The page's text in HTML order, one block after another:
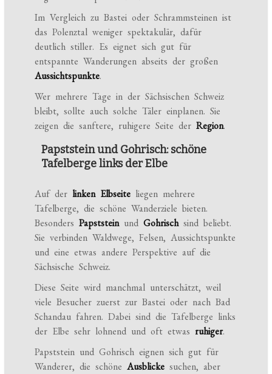
Im Vergleich zu Bastei oder Schrammsteinen ist
das Polenztal weniger spektakulär, dafür
deutlich stiller. Es eignet sich gut für
entspannte Wanderungen abseits der großen
Aussichtspunkte.
Wer mehrere Tage in der Sächsischen Schweiz
bleibt, sollte auch solche Täler einplanen. Sie
zeigen die sanftere, ruhigere Seite derRegion.
Papststein und Gohrisch: schöne
Tafelberge links der Elbe
Auf derlinken Elbseite liegen mehrere
Tafelberge, die schöne Wanderziele bieten.
BesondersPapststeinundGohrischsind beliebt.
Sie verbinden Waldwege, Felsen, Aussichtspunkte
und eine etwas andere Perspektive auf die
Sächsische Schweiz.
Diese Seite wird manchmal unterschätzt, weil
viele Besucher zuerst zur Bastei oder nach Bad
Schandau fahren. Dabei sind die Tafelberge links
der Elbe sehr lohnend und oft etwas ruhiger.
Papststein und Gohrisch eignen sich gut für
Wanderer, die schöneAusblicke suchen, aber